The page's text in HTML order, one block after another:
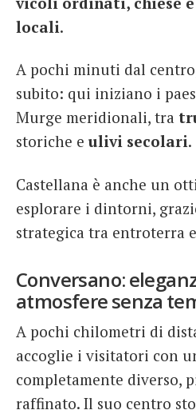
locali.
A pochi minuti dal
subito: qui iniziano i
Murge meridionali, tra
storiche e ulivi secolari.
Castellana è anche un
esplorare i dintorni,
strategica tra entroterra
Conversano:
atmosfere senza
A pochi chilometri di
accoglie i visitatori con
completamente diverso,
raffinato. Il suo centro